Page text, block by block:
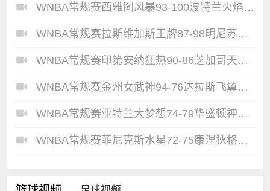
WNBA常规赛西雅图风暴93-100波特兰火焰全场集锦
WNBA常规赛拉斯维加斯王牌87-98明尼苏达山猫全场集锦
WNBA常规赛印第安纳狂热90-86芝加哥天空全场集锦
WNBA常规赛金州女武神94-76达拉斯飞翼全场集锦
WNBA常规赛亚特兰大梦想74-79华盛顿神秘人全场集锦
WNBA常规赛菲尼克斯水星72-75康涅狄格太阳全场集锦